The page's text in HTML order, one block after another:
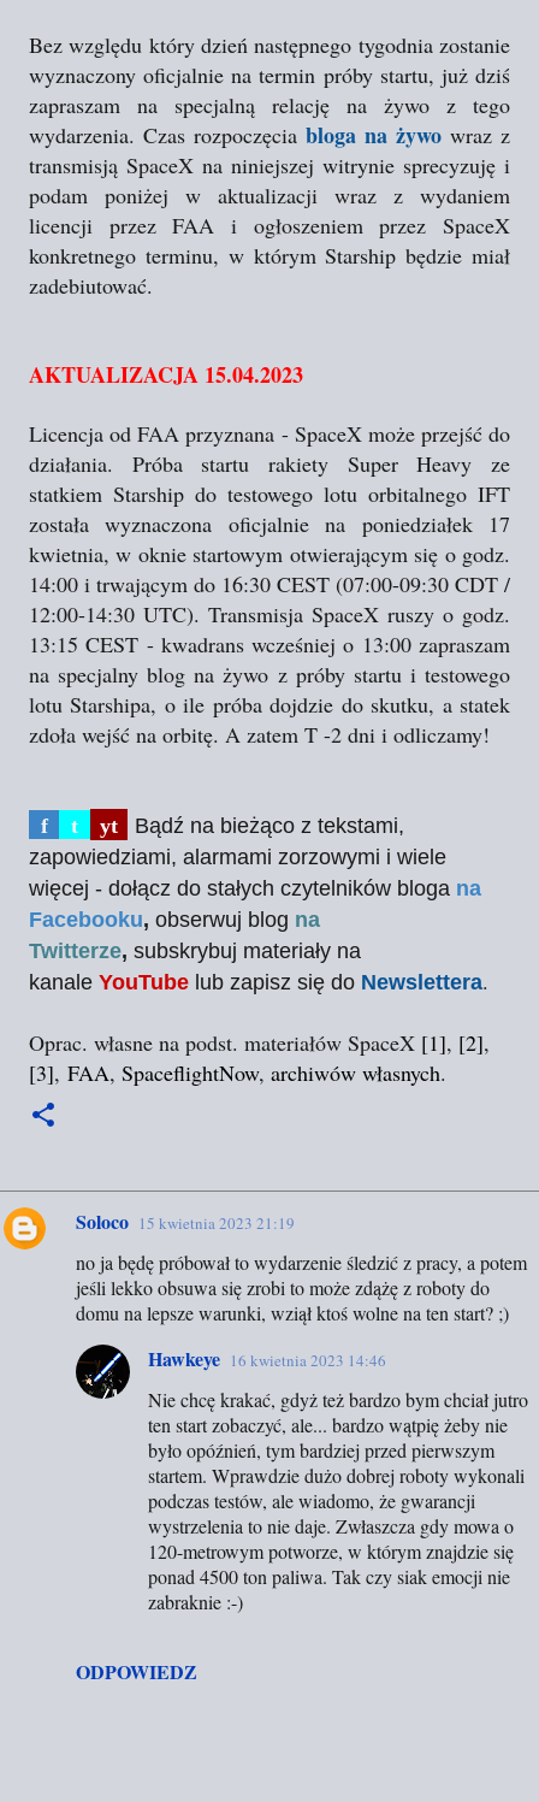
Bez względu który dzień następnego tygodnia zostanie
wyznaczony oficjalnie na termin próby startu, już dziś
zapraszam na specjalną relację na żywo z tego
wydarzenia. Czas rozpoczęcia bloga na żywo wraz z
transmisją SpaceX na niniejszej witrynie sprecyzuję i
podam poniżej w aktualizacji wraz z wydaniem
licencji przez FAA i ogłoszeniem przez SpaceX
konkretnego terminu, w którym Starship będzie miał
zadebiutować.
AKTUALIZACJA 15.04.2023
Licencja od FAA przyznana - SpaceX może przejść do
działania. Próba startu rakiety Super Heavy ze
statkiem Starship do testowego lotu orbitalnego IFT
została wyznaczona oficjalnie na poniedziałek 17
kwietnia, w oknie startowym otwierającym się o godz.
14:00 i trwającym do 16:30 CEST (07:00-09:30 CDT /
12:00-14:30 UTC). Transmisja SpaceX ruszy o godz.
13:15 CEST - kwadrans wcześniej o 13:00 zapraszam
na specjalny blog na żywo z próby startu i testowego
lotu Starshipa, o ile próba dojdzie do skutku, a statek
zdoła wejść na orbitę. A zatem T -2 dni i odliczamy!
f t yt
Bądź na bieżąco z tekstami,
zapowiedziami, alarmami zorzowymi i wiele
więcej - dołącz do stałych czytelników bloga na
Facebooku, obserwuj blog na
Twitterze, subskrybuj materiały na
kanale YouTube lub zapisz się do Newslettera.
Oprac. własne na podst. materiałów SpaceX [1], [2],
[3], FAA, SpaceflightNow, archiwów własnych.
K
Soloco 15 kwietnia 2023 21:19
no ja będę próbował to wydarzenie śledzić z pracy, a potem
jeśli lekko obsuwa się zrobi to może zdążę z roboty do
domu na lepsze warunki, wziął ktoś wolne na ten start? ;)
ODPOWIEDZ
Hawkeye 16 kwietnia 2023 14:46
Nie chcę krakać, gdyż też bardzo bym chciał jutro
ten start zobaczyć, ale... bardzo wątpię żeby nie
było opóźnień, tym bardziej przed pierwszym
startem. Wprawdzie dużo dobrej roboty wykonali
podczas testów, ale wiadomo, że gwarancji
wystrzelenia to nie daje. Zwłaszcza gdy mowa o
120-metrowym potworze, w którym znajdzie się
ponad 4500 ton paliwa. Tak czy siak emocji nie
zabraknie :-)